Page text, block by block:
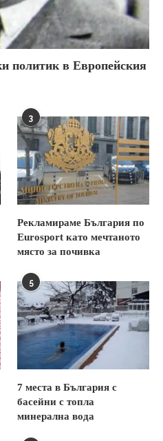
политик в Европейския
3
Рекламираме България по
Eurosport като мечтаното
място за почивка
5
7 места в България с
басейни с топла
минерална вода